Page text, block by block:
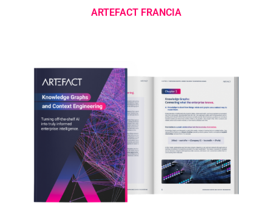
ARTEFACT FRANCIA